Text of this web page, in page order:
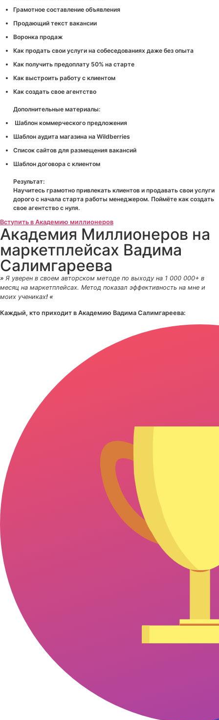
Грамотное составление объявления
Продающий текст вакансии
Воронка продаж
Как продать свои услуги на собеседованиях даже без опыта
Как получить предоплату 50% на старте
Как выстроить работу с клиентом
Как создать свое агентство
Дополнительные материалы:
Шаблон коммерческого предложения
Шаблон аудита магазина на Wildberries
Список сайтов для размещения вакансий
Шаблон договора с клиентом
Результат:
Научитесь грамотно привлекать клиентов и продавать свои услуги
дорого с начала старта работы менеджером. Поймёте как создать
свое агентство с нуля.
Вступить в Академию миллионеров
Академия Миллионеров на
маркетплейсах Вадима
Салимгареева
» Я уверен в своем авторском методе по выходу на 1 000 000+ в
месяц на маркетплейсах. Метод показал эффективность на мне и
моих учениках! «
Каждый, кто приходит в Академию Вадима Салимгареева: